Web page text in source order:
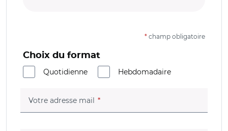
* champ obligatoire
Choix du format
Quotidienne
Hebdomadaire
Votre adresse mail (champ obligatoire)